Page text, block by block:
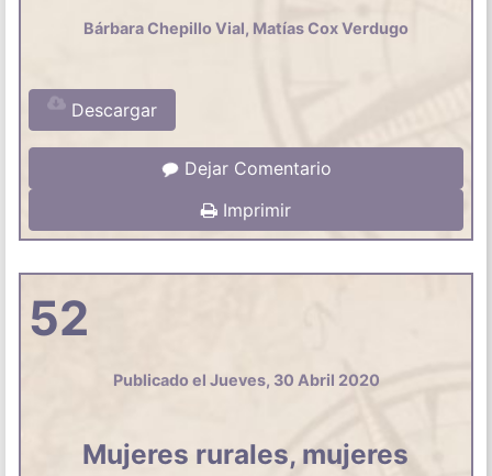
Bárbara Chepillo Vial, Matías Cox Verdugo
Descargar
Dejar Comentario
Imprimir
52
Publicado el Jueves, 30 Abril 2020
Mujeres rurales, mujeres